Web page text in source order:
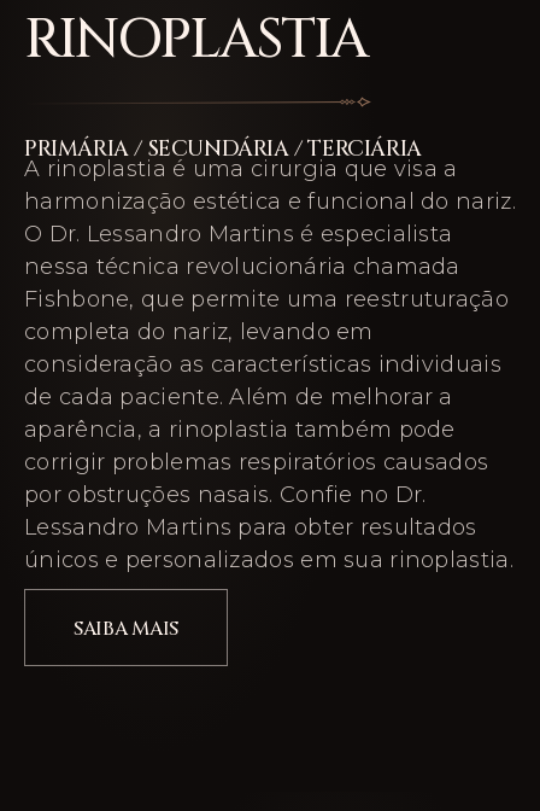
RINOPLASTIA
PRIMÁRIA / SECUNDÁRIA / TERCIÁRIA
A rinoplastia é uma cirurgia que visa a
harmonização estética e funcional do nariz.
O Dr. Lessandro Martins é especialista
nessa técnica revolucionária chamada
Fishbone, que permite uma reestruturação
completa do nariz, levando em
consideração as características individuais
de cada paciente. Além de melhorar a
aparência, a rinoplastia também pode
corrigir problemas respiratórios causados
por obstruções nasais. Confie no Dr.
Lessandro Martins para obter resultados
únicos e personalizados em sua rinoplastia.
SAIBA MAIS